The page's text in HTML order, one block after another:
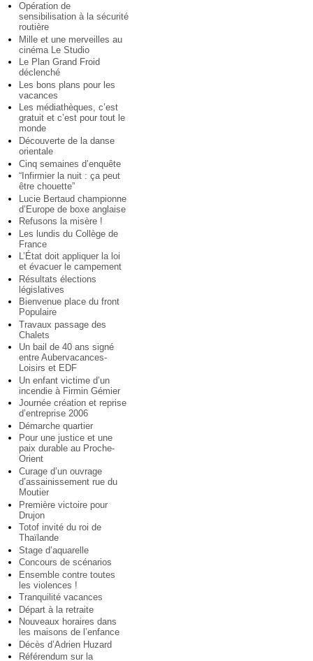
Opération de
sensibilisation à la sécurité
routière
Mille et une merveilles au
cinéma Le Studio
Le Plan Grand Froid
déclenché
Les bons plans pour les
vacances
Les médiathèques, c’est
gratuit et c’est pour tout le
monde
Découverte de la danse
orientale
Cinq semaines d’enquête
“Infirmier la nuit : ça peut
être chouette”
Lucie Bertaud championne
d’Europe de boxe anglaise
Refusons la misère !
Les lundis du Collège de
France
L’État doit appliquer la loi
et évacuer le campement
Résultats élections
législatives
Bienvenue place du front
Populaire
Travaux passage des
Chalets
Un bail de 40 ans signé
entre Aubervacances-
Loisirs et EDF
Un enfant victime d’un
incendie à Firmin Gémier
Journée création et reprise
d’entreprise 2006
Démarche quartier
Pour une justice et une
paix durable au Proche-
Orient
Curage d’un ouvrage
d’assainissement rue du
Moutier
Première victoire pour
Drujon
Totof invité du roi de
Thaïlande
Stage d’aquarelle
Concours de scénarios
Ensemble contre toutes
les violences !
Tranquilité vacances
Départ à la retraite
Nouveaux horaires dans
les maisons de l’enfance
Décès d’Adrien Huzard
Référendum sur la